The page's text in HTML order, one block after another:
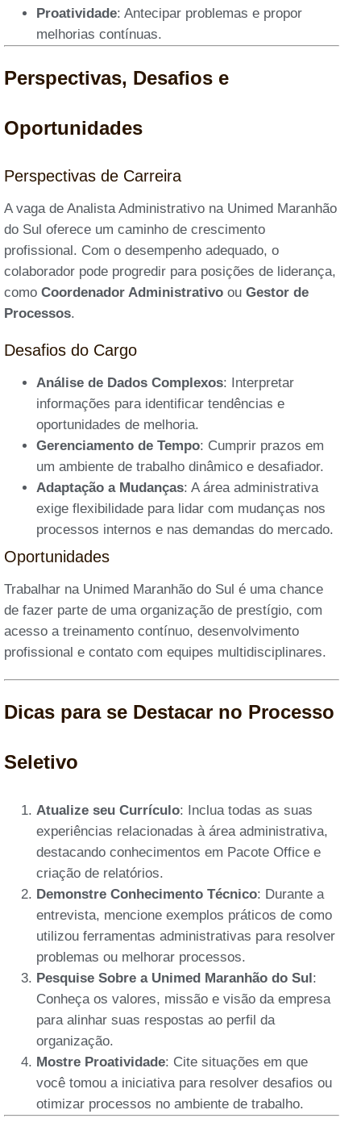
Proatividade: Antecipar problemas e propor
melhorias contínuas.
Perspectivas, Desafios e
Oportunidades
Perspectivas de Carreira
A vaga de Analista Administrativo na Unimed Maranhão
do Sul oferece um caminho de crescimento
profissional. Com o desempenho adequado, o
colaborador pode progredir para posições de liderança,
como Coordenador Administrativo ou Gestor de
Processos.
Desafios do Cargo
Análise de Dados Complexos: Interpretar
informações para identificar tendências e
oportunidades de melhoria.
Gerenciamento de Tempo: Cumprir prazos em
um ambiente de trabalho dinâmico e desafiador.
Adaptação a Mudanças: A área administrativa
exige flexibilidade para lidar com mudanças nos
processos internos e nas demandas do mercado.
Oportunidades
Trabalhar na Unimed Maranhão do Sul é uma chance
de fazer parte de uma organização de prestígio, com
acesso a treinamento contínuo, desenvolvimento
profissional e contato com equipes multidisciplinares.
Dicas para se Destacar no Processo
Seletivo
Atualize seu Currículo: Inclua todas as suas
experiências relacionadas à área administrativa,
destacando conhecimentos em Pacote Office e
criação de relatórios.
Demonstre Conhecimento Técnico: Durante a
entrevista, mencione exemplos práticos de como
utilizou ferramentas administrativas para resolver
problemas ou melhorar processos.
Pesquise Sobre a Unimed Maranhão do Sul:
Conheça os valores, missão e visão da empresa
para alinhar suas respostas ao perfil da
organização.
Mostre Proatividade: Cite situações em que
você tomou a iniciativa para resolver desafios ou
otimizar processos no ambiente de trabalho.